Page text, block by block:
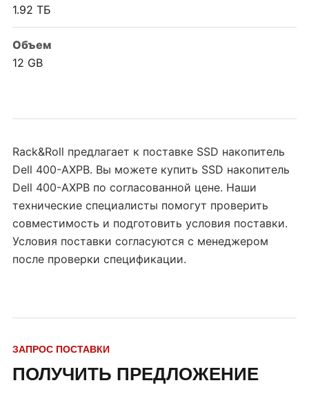
1.92 ТБ
Объем
12 GB
Rack&Roll предлагает к поставке SSD накопитель
Dell 400-AXPB. Вы можете купить SSD накопитель
Dell 400-AXPB по согласованной цене. Наши
технические специалисты помогут проверить
совместимость и подготовить условия поставки.
Условия поставки согласуются с менеджером
после проверки спецификации.
ЗАПРОС ПОСТАВКИ
ПОЛУЧИТЬ ПРЕДЛОЖЕНИЕ